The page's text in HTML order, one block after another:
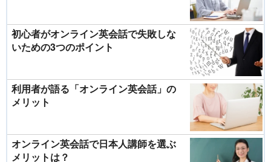
初心者がオンライン英会話で失敗しな
いための3つのポイント
利用者が語る「オンライン英会話」の
メリット
オンライン英会話で日本人講師を選ぶ
メリットは？